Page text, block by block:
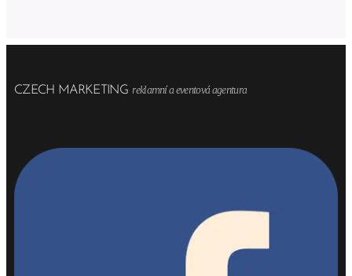
CZECH MARKETING reklamní a eventová agentura